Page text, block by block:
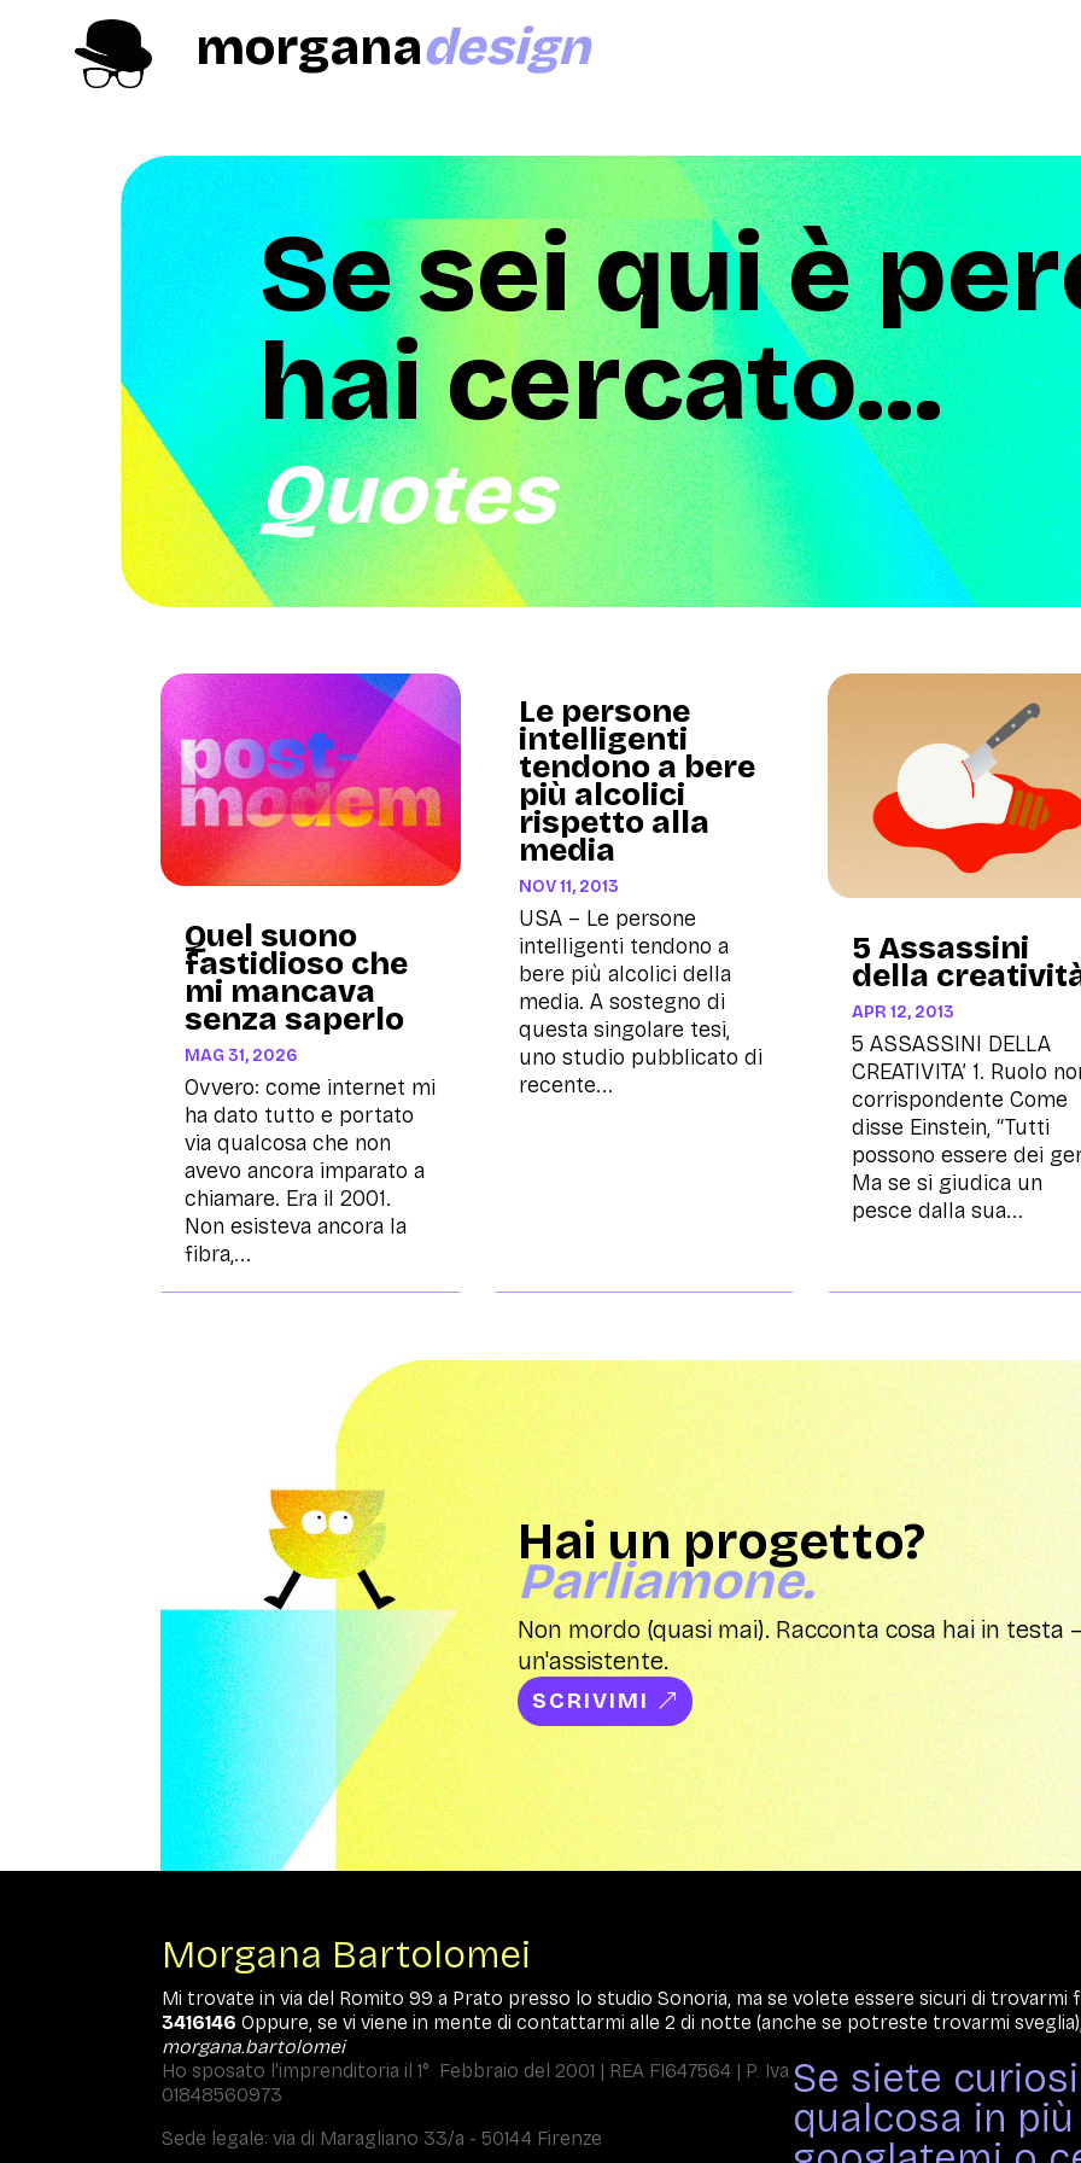
morganadesign
Se sei qui è
hai cercato...
Quotes
Quel suono
fastidioso che
mi mancava
senza saperlo
MAG 31, 2026
Ovvero: come internet mi
ha dato tutto e portato
via qualcosa che non
avevo ancora imparato a
chiamare. Era il 2001.
Non esisteva ancora la
fibra,...
Le persone
intelligenti
tendono a bere
più alcolici
rispetto alla
media
NOV 11, 2013
USA – Le persone
intelligenti tendono a
bere più alcolici della
media. A sostegno di
questa singolare tesi,
uno studio pubblicato di
recente...
5 Assassini
della
APR 12, 2013
5 ASSASSINI DELLA
CREATIVITA’ 1. Ruolo
corrispondente Come
disse Einstein, “Tutti
possono essere dei
Ma se si giudica un
pesce dalla sua...
Hai un progetto?
Parliamone.
Non mordo (quasi mai). Racconta cosa hai in testa
un'assistente.
SCRIVIMI
Morgana Bartolomei
Mi trovate in via del Romito 99 a Prato presso lo studio Sonoria, ma se volete essere sicuri di trovarmi
3416146Oppure, se vi viene in mente di contattarmi alle 2 di notte (anche se potreste trovarmi
morgana.bartolomei
Ho sposato l'imprenditoria il 1° Febbraio del 2001 | REA FI647564 | P. Iva
01848560973
Sede legale: via di Maragliano 33/a - 50144 Firenze
Se siete
qualcosa in